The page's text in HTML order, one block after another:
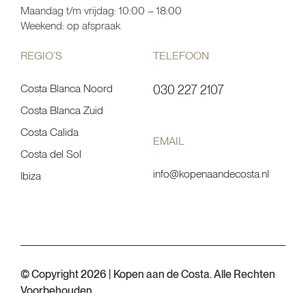
Maandag t/m vrijdag: 10:00 – 18:00
Weekend: op afspraak
REGIO’S
Costa Blanca Noord
Costa Blanca Zuid
Costa Calida
Costa del Sol
Ibiza
TELEFOON
030 227 2107
EMAIL
info@kopenaandecosta.nl
© Copyright 2026 | Kopen aan de Costa. Alle Rechten